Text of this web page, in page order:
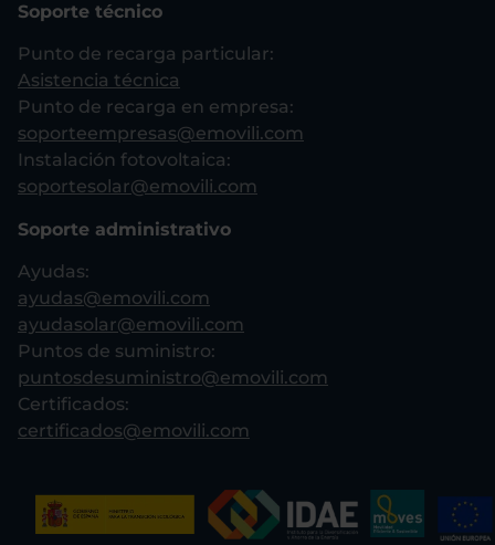
Soporte técnico
Punto de recarga particular:
Asistencia técnica
Punto de recarga en empresa:
soporteempresas@emovili.com
Instalación fotovoltaica:
soportesolar@emovili.com
Soporte administrativo
Ayudas:
ayudas@emovili.com
ayudasolar@emovili.com
Puntos de suministro:
puntosdesuministro@emovili.com
Certificados:
certificados@emovili.com